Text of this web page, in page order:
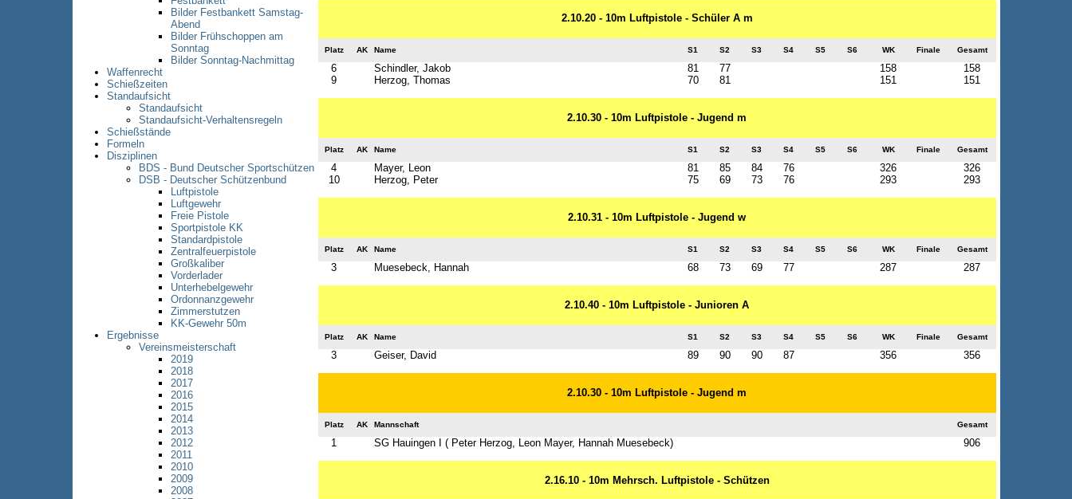
Bilder Festbankett Samstag-
Abend
Bilder Frühschoppen am
Sonntag
Bilder Sonntag-Nachmittag
Waffenrecht
Schießzeiten
Standaufsicht
Standaufsicht
Standaufsicht-Verhaltensregeln
Schießstände
Formeln
Disziplinen
BDS - Bund Deutscher Sportschützen
DSB - Deutscher Schützenbund
Luftpistole
Luftgewehr
Freie Pistole
Sportpistole KK
Standardpistole
Zentralfeuerpistole
Großkaliber
Vorderlader
Unterhebelgewehr
Ordonnanzgewehr
Zimmerstutzen
KK-Gewehr 50m
Ergebnisse
Vereinsmeisterschaft
2019
2018
2017
2016
2015
2014
2013
2012
2011
2010
2009
2008
2.10.20 - 10m Luftpistole - Schüler A m
Platz AK Name S1 S2 S3 S4 S5 S6 WK Finale Gesamt
6 Schindler, Jakob 81 77 158
158
9
Herzog, Thomas 70 81 151 151
2.10.30 - 10m Luftpistole - Jugend m
Platz AK Name S1 S2 S3 S4 S5 S6 WK Finale Gesamt
4 Mayer, Leon 81 85 84 76 326
326
10
Herzog, Peter 75 69 73 76 293 293
2.10.31 - 10m Luftpistole - Jugend w
Platz AK Name S1 S2 S3 S4 S5 S6 WK Finale Gesamt
3 Muesebeck, Hannah 68 73 69 77 287 287
2.10.40 - 10m Luftpistole - Junioren A
Platz AK Name S1 S2 S3 S4 S5 S6 WK Finale Gesamt
3 Geiser, David 89 90 90 87 356 356
2.10.30 - 10m Luftpistole - Jugend m
Platz AK Mannschaft Gesamt
1 SG Hauingen I ( Peter Herzog, Leon Mayer, Hannah Muesebeck) 906
2.16.10 - 10m Mehrsch. Luftpistole - Schützen